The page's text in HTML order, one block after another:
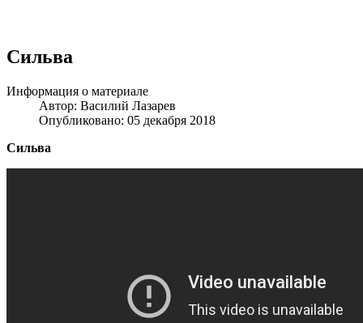
Сильва
Информация о материале
Автор: Василий Лазарев
Опубликовано: 05 декабря 2018
Сильва